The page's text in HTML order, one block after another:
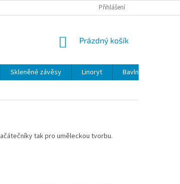
Přihlášení
NÁKUPNÍ
Prázdný košík
Skleněné závěsy Linoryt Bavlna
tak pro uměleckou tvorbu.